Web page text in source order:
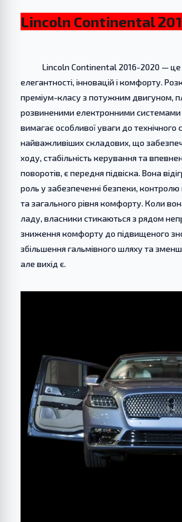
Lincoln Continental
Lincoln Continental 2016-2020 — це
елегантності, інновацій і комфорту.
преміум-класу з потужним двигуном,
розвиненими електронними
вимагає особливої уваги до технічного
найважливіших складових, що
ходу, стабільність керування та
поворотів, є передня підвіска. Вона
роль у забезпеченні безпеки,
та загального рівня комфорту. Коли
ладу, власники стикаються з рядом
зниження комфорту до підвищеного
збільшення гальмівного шляху та
але вихід є.